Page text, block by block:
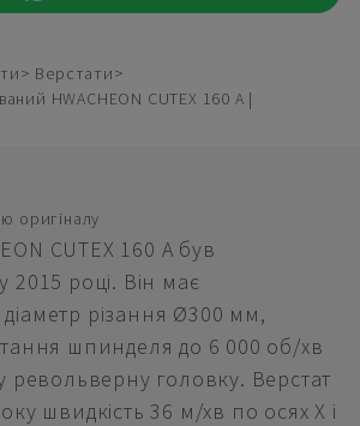
Верстати
HWACHEON CUTEX 160 A |
оригіналу
CUTEX 160 A був
2015 році. Він має
різання Ø300 мм,
шпинделя до 6 000 об/хв
револьверну головку. Верстат
швидкість 36 м/хв по осях X і